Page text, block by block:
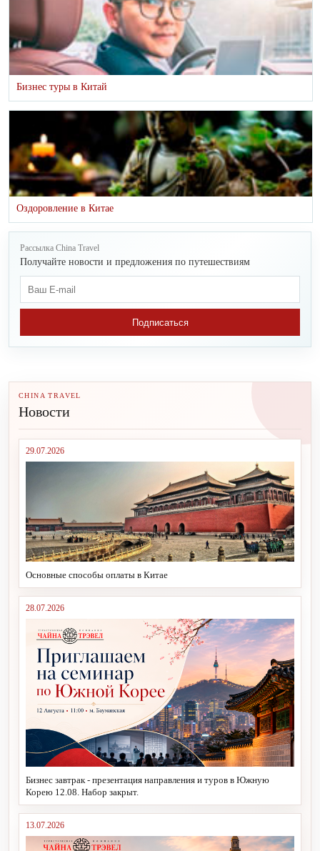
Бизнес туры в Китай
Оздоровление в Китае
Рассылка China Travel
Получайте новости и предложения по путешествиям
Подписаться
CHINA TRAVEL
Новости
29.07.2026
Основные способы оплаты в Китае
28.07.2026
Бизнес завтрак - презентация направления и туров в Южную
Корею 12.08. Набор закрыт.
13.07.2026